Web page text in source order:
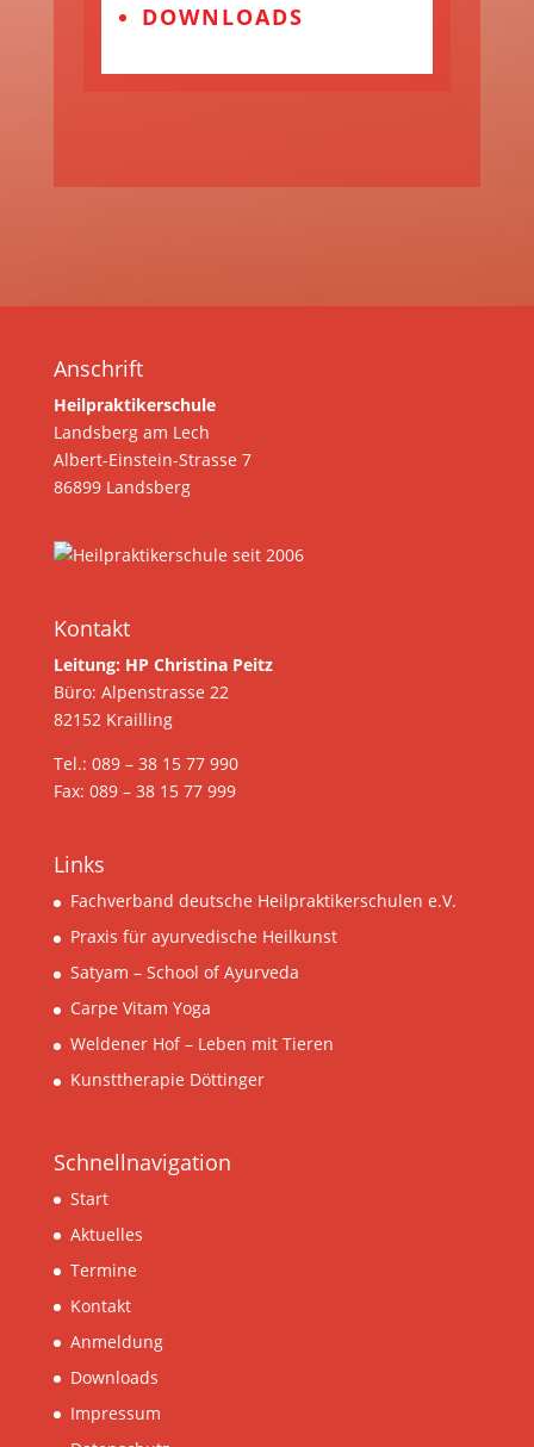
DOWNLOADS
Anschrift
Heilpraktikerschule
Landsberg am Lech
Albert-Einstein-Strasse 7
86899 Landsberg
Kontakt
Leitung: HP Christina Peitz
Büro: Alpenstrasse 22
82152 Krailling
Tel.: 089 – 38 15 77 990
Fax: 089 – 38 15 77 999
Links
Fachverband deutsche Heilpraktikerschulen e.V.
Praxis für ayurvedische Heilkunst
Satyam – School of Ayurveda
Carpe Vitam Yoga
Weldener Hof – Leben mit Tieren
Kunsttherapie Döttinger
Schnellnavigation
Start
Aktuelles
Termine
Kontakt
Anmeldung
Downloads
Impressum